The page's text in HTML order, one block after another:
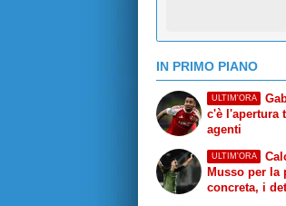
IN PRIMO PIANO
ULTIM'ORA
c'è l'apertura
agenti
ULTIM'ORA
Musso per la
concreta, i